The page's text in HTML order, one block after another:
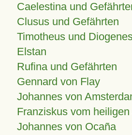
Caelestina und
Clusus und Gefährten
Timotheus und
Elstan
Rufina und Gefährten
Gennard von Flay
Johannes von
Franziskus vom
Johannes von Ocaña